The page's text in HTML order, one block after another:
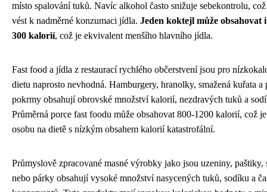
místo spalování tuků. Navíc alkohol často snižuje sebekontrolu,
vést k nadměrné konzumaci jídla. Jeden koktejl může obsahovat
300 kalorií, což je ekvivalent menšího hlavního jídla.
Fast food a jídla z restaurací rychlého občerstvení jsou pro
dietu naprosto nevhodná. Hamburgery, hranolky, smažená kuřata a
pokrmy obsahují obrovské množství kalorií, nezdravých tuků a
Průměrná porce fast foodu může obsahovat 800-1200 kalorií, což
osobu na dietě s nízkým obsahem kalorií katastrofální.
Průmyslově zpracované masné výrobky jako jsou uzeniny, paštiky,
nebo párky obsahují vysoké množství nasycených tuků, sodíku a